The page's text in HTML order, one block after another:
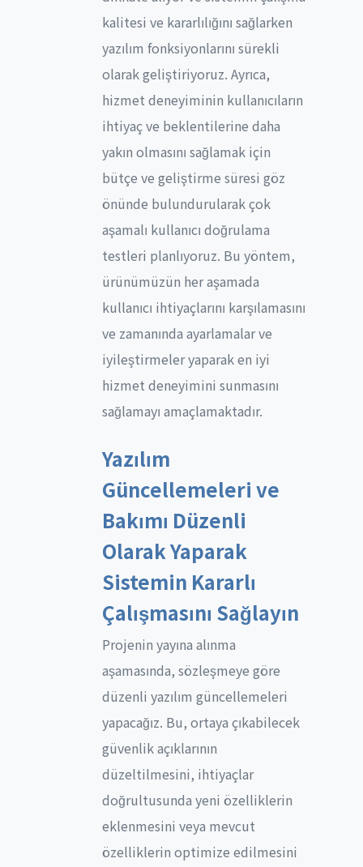
kalitesi ve kararlılığını sağlarken
yazılım fonksiyonlarını sürekli
olarak geliştiriyoruz. Ayrıca,
hizmet deneyiminin kullanıcıların
ihtiyaç ve beklentilerine daha
yakın olmasını sağlamak için
bütçe ve geliştirme süresi göz
önünde bulundurularak çok
aşamalı kullanıcı doğrulama
testleri planlıyoruz. Bu yöntem,
ürünümüzün her aşamada
kullanıcı ihtiyaçlarını karşılamasını
ve zamanında ayarlamalar ve
iyileştirmeler yaparak en iyi
hizmet deneyimini sunmasını
sağlamayı amaçlamaktadır.
Yazılım
Güncellemeleri ve
Bakımı Düzenli
Olarak Yaparak
Sistemin Kararlı
Çalışmasını Sağlayın
Projenin yayına alınma
aşamasında, sözleşmeye göre
düzenli yazılım güncellemeleri
yapacağız. Bu, ortaya çıkabilecek
güvenlik açıklarının
düzeltilmesini, ihtiyaçlar
doğrultusunda yeni özelliklerin
eklenmesini veya mevcut
özelliklerin optimize edilmesini